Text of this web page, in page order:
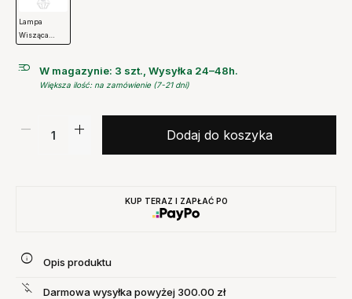
Lampa
Wisząca
Bloomingville
W magazynie: 3 szt., Wysyłka 24–48h.
Większa ilość: na zamówienie (7-21 dni)
Dodaj do koszyka
KUP TERAZ I ZAPŁAĆ PO
Opis produktu
Darmowa wysyłka powyżej 300.00 zł